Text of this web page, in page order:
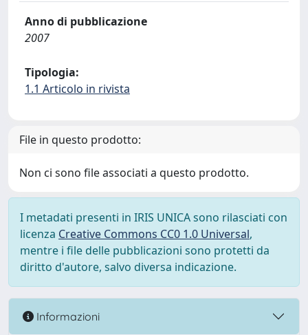
Anno di pubblicazione
2007
Tipologia:
1.1 Articolo in rivista
File in questo prodotto:
Non ci sono file associati a questo prodotto.
I metadati presenti in IRIS UNICA sono rilasciati con
licenza Creative Commons CC0 1.0 Universal,
mentre i file delle pubblicazioni sono protetti da
diritto d'autore, salvo diversa indicazione.
Informazioni